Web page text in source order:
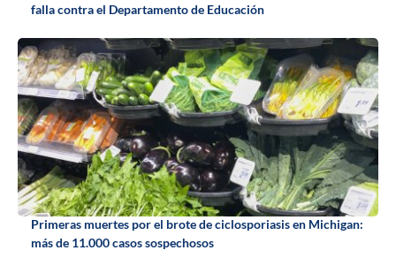
falla contra el Departamento de Educación
Primeras muertes por el brote de ciclosporiasis en Michigan:
más de 11.000 casos sospechosos